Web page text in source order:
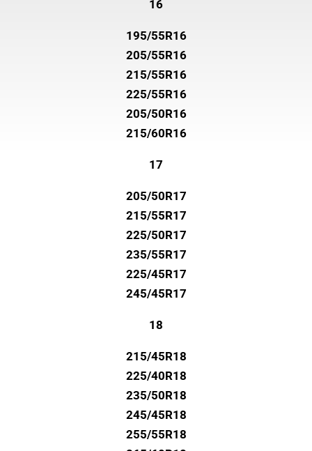
16
195/55R16
205/55R16
215/55R16
225/55R16
205/50R16
215/60R16
17
205/50R17
215/55R17
225/50R17
235/55R17
225/45R17
245/45R17
18
215/45R18
225/40R18
235/50R18
245/45R18
255/55R18